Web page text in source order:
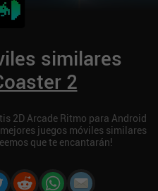
similares
2
2D Arcade Ritmo para Android
juegos móviles similares
que te encantarán!